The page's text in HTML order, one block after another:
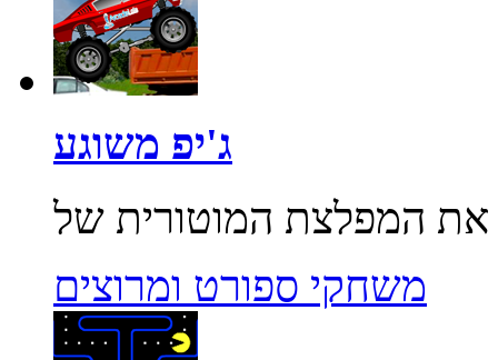
ג'יפ משוגע
משחקי ספורט ומרוצים